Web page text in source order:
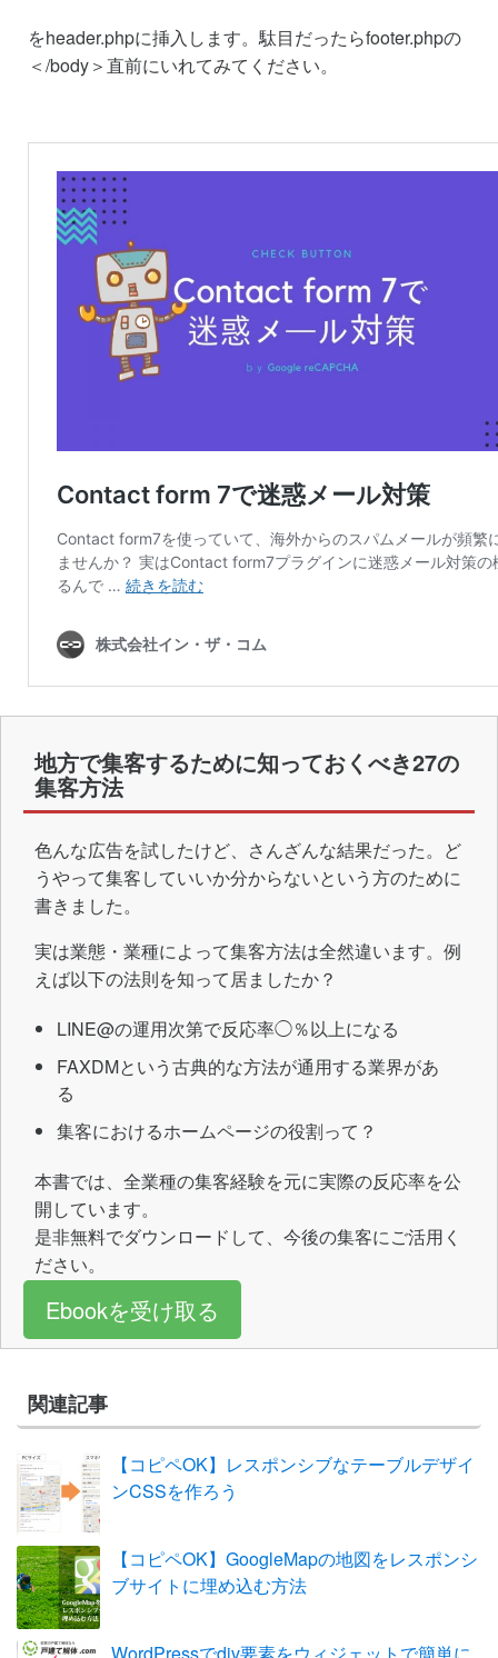
をheader.phpに挿入します。駄目だったらfooter.phpの
＜/body＞直前にいれてみてください。
地方で集客するために知っておくべき27の
集客方法
色んな広告を試したけど、さんざんな結果だった。ど
うやって集客していいか分からないという方のために
書きました。
実は業態・業種によって集客方法は全然違います。例
えば以下の法則を知って居ましたか？
LINE@の運用次第で反応率◯％以上になる
FAXDMという古典的な方法が通用する業界があ
る
集客におけるホームページの役割って？
本書では、全業種の集客経験を元に実際の反応率を公
開しています。
是非無料でダウンロードして、今後の集客にご活用く
ださい。
Ebookを受け取る
関連記事
【コピペOK】レスポンシブなテーブルデザイ
ンCSSを作ろう
【コピペOK】GoogleMapの地図をレスポンシ
ブサイトに埋め込む方法